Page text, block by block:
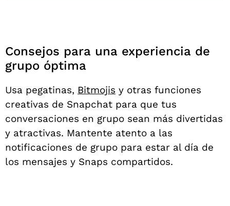
Consejos para una experiencia de
grupo óptima
Usa pegatinas, Bitmojis y otras funciones
creativas de Snapchat para que tus
conversaciones en grupo sean más divertidas
y atractivas. Mantente atento a las
notificaciones de grupo para estar al día de
los mensajes y Snaps compartidos.